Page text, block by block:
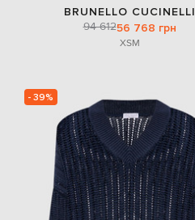
BRUNELLO CUCINELLI
94 61256 768 грн
XSM
- 39%